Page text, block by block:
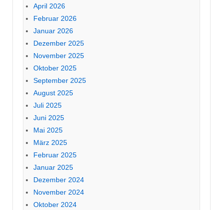
April 2026
Februar 2026
Januar 2026
Dezember 2025
November 2025
Oktober 2025
September 2025
August 2025
Juli 2025
Juni 2025
Mai 2025
März 2025
Februar 2025
Januar 2025
Dezember 2024
November 2024
Oktober 2024